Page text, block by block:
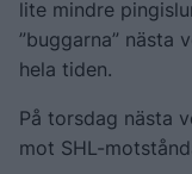
lite mindre
”buggarna” nästa
hela tiden.
På torsdag nästa
mot SHL-